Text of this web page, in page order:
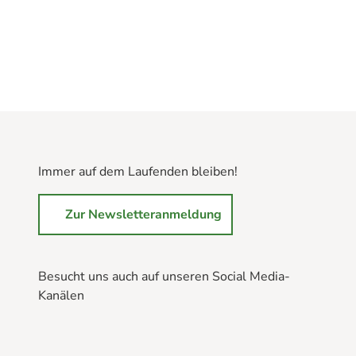
Immer auf dem Laufenden bleiben!
Zur Newsletteranmeldung
Besucht uns auch auf unseren Social Media-
Kanälen